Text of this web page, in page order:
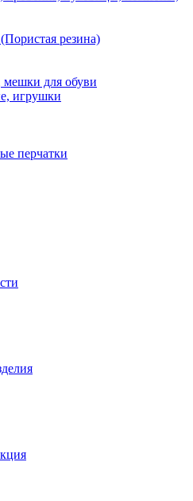
резина)
для обуви
игрушки
перчатки